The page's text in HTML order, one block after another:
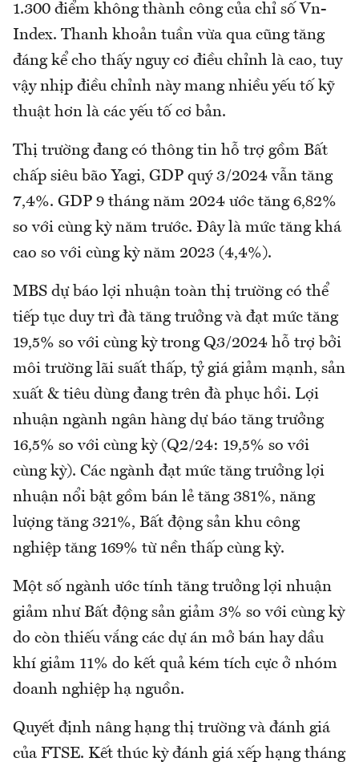
1.300 điểm không thành công của chỉ số Vn-
Index. Thanh khoản tuần vừa qua cũng tăng
đáng kể cho thấy nguy cơ điều chỉnh là cao, tuy
vậy nhịp điều chỉnh này mang nhiều yếu tố kỹ
thuật hơn là các yếu tố cơ bản.
Thị trường đang có thông tin hỗ trợ gồm Bất
chấp siêu bão Yagi, GDP quý 3/2024 vẫn tăng
7,4%. GDP 9 tháng năm 2024 ước tăng 6,82%
so với cùng kỳ năm trước. Đây là mức tăng khá
cao so với cùng kỳ năm 2023 (4,4%).
MBS dự báo lợi nhuận toàn thị trường có thể
tiếp tục duy trì đà tăng trưởng và đạt mức tăng
19,5% so với cùng kỳ trong Q3/2024 hỗ trợ bởi
môi trường lãi suất thấp, tỷ giá giảm mạnh, sản
xuất & tiêu dùng đang trên đà phục hồi. Lợi
nhuận ngành ngân hàng dự báo tăng trưởng
16,5% so với cùng kỳ (Q2/24: 19,5% so với
cùng kỳ). Các ngành đạt mức tăng trưởng lợi
nhuận nổi bật gồm bán lẻ tăng 381%, năng
lượng tăng 321%, Bất động sản khu công
nghiệp tăng 169% từ nền thấp cùng kỳ.
Một số ngành ước tính tăng trưởng lợi nhuận
giảm như Bất động sản giảm 3% so với cùng kỳ
do còn thiếu vắng các dự án mở bán hay dầu
khí giảm 11% do kết quả kém tích cực ở nhóm
doanh nghiệp hạ nguồn.
Quyết định nâng hạng thị trường và đánh giá
của FTSE. Kết thúc kỳ đánh giá xếp hạng tháng